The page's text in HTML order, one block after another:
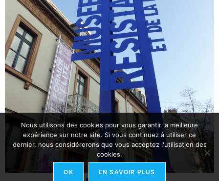
Nous utilisons des cookies pour vous garantir la meilleure
expérience sur notre site. Si vous continuez à utiliser ce
dernier, nous considérerons que vous acceptez l'utilisation des
cookies.
OK EN SAVOIR PLUS